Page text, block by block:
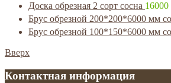
Доска обрезная 2 сорт сосна 16000
Брус обрезной 200*200*6000 мм
Брус обрезной 100*150*6000 мм
Вверх
Контактная информация